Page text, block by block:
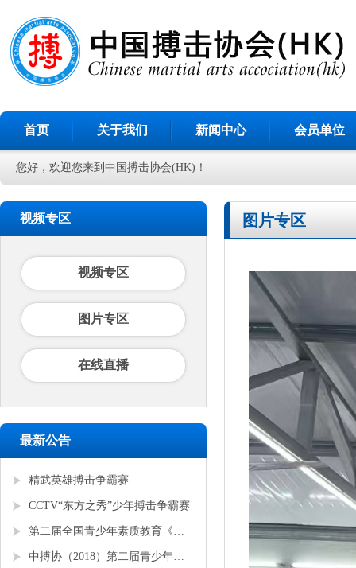
首页 关于我们 新闻中心 会员单位
您好，欢迎您来到中国搏击协会(HK)！
视频专区
视频专区
图片专区
在线直播
最新公告
精武英雄搏击争霸赛
CCTV“东方之秀”少年搏击争霸赛
第二届全国青少年素质教育《勇者争锋》搏击锦标赛
中搏协（2018）第二届青少年锦标赛
图片专区